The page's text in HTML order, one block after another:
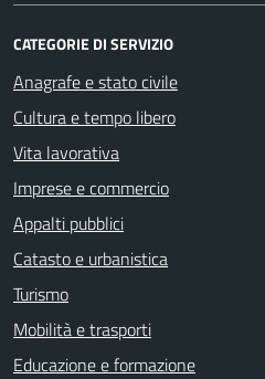
CATEGORIE DI SERVIZIO
Anagrafe e stato civile
Cultura e tempo libero
Vita lavorativa
Imprese e commercio
Appalti pubblici
Catasto e urbanistica
Turismo
Mobilità e trasporti
Educazione e formazione